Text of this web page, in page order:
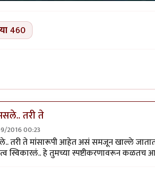
460
तरी ते
2016 00:23
नाही. ते पदार्थbyश्रीगुरुजी
तरी ते मांसारूपी आहेत असं समजून खाल्ले
स्विकारलं.. हे तुमच्या स्पष्टीकरणावरून कळतच